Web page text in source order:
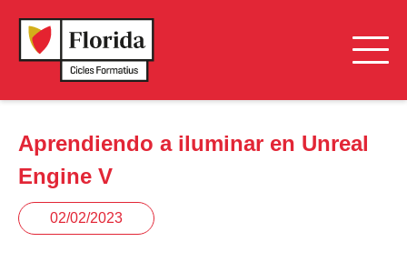
Aprendiendo a iluminar en Unreal
Engine V
02/02/2023